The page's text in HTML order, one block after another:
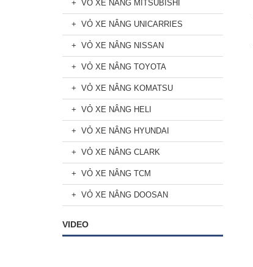
VỎ XE NÂNG MITSUBISHI
VỎ XE NÂNG UNICARRIES
VỎ XE NÂNG NISSAN
VỎ XE NÂNG TOYOTA
VỎ XE NÂNG KOMATSU
VỎ XE NÂNG HELI
VỎ XE NÂNG HYUNDAI
VỎ XE NÂNG CLARK
VỎ XE NÂNG TCM
VỎ XE NÂNG DOOSAN
VIDEO